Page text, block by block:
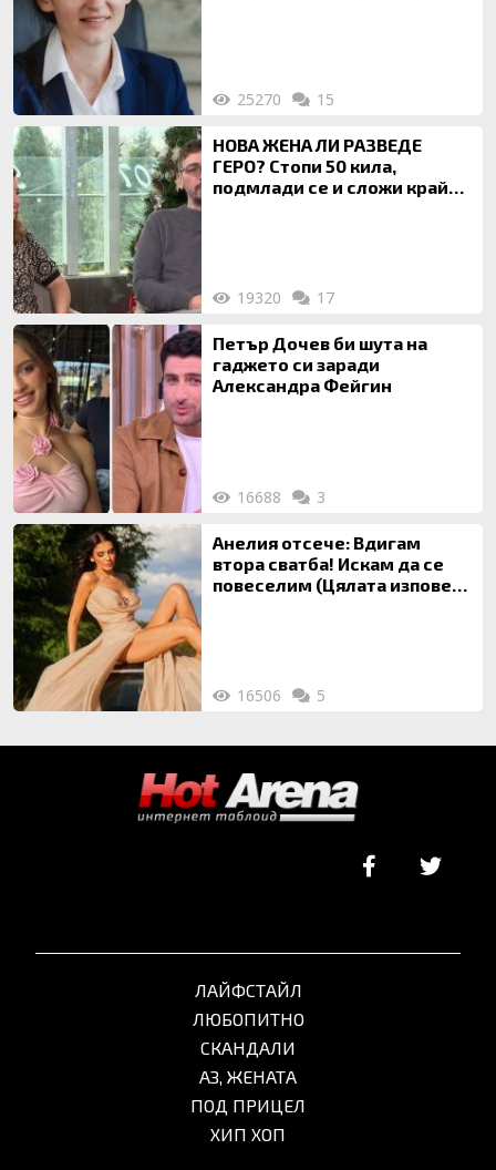
25270 15
НОВА ЖЕНА ЛИ РАЗВЕДЕ
ГЕРО? Стопи 50 кила,
подмлади се и сложи край
19320 17
Петър Дочев би шута на
гаджето си заради
Александра Фейгин
16688 3
Анелия отсече: Вдигам
втора сватба! Искам да се
повеселим (Цялата изповед
16506 5
ЛАЙФСТАЙЛ
ЛЮБОПИТНО
СКАНДАЛИ
АЗ, ЖЕНАТА
ПОД ПРИЦЕЛ
ХИП ХОП